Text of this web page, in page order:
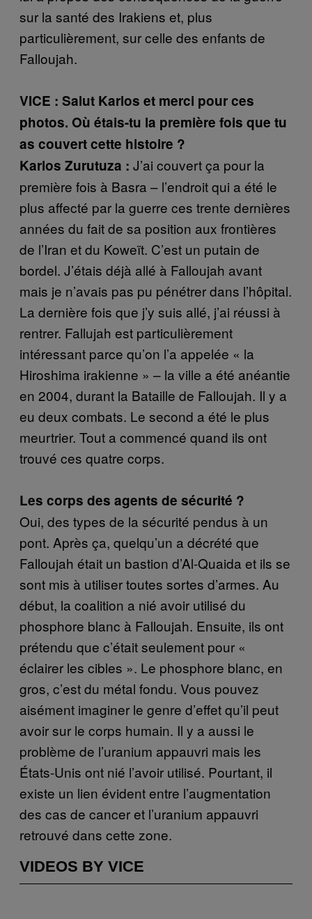
sur la santé des Irakiens et, plus
particulièrement, sur celle des enfants de
Falloujah.
VICE : Salut Karlos et merci pour ces
photos. Où étais-tu la première fois que tu
as couvert cette histoire ?
Karlos Zurutuza : J’ai couvert ça pour la
première fois à Basra – l’endroit qui a été le
plus affecté par la guerre ces trente dernières
années du fait de sa position aux frontières
de l’Iran et du Koweït. C’est un putain de
bordel. J’étais déjà allé à Falloujah avant
mais je n’avais pas pu pénétrer dans l’hôpital.
La dernière fois que j’y suis allé, j’ai réussi à
rentrer. Fallujah est particulièrement
intéressant parce qu’on l’a appelée « la
Hiroshima irakienne » – la ville a été anéantie
en 2004, durant la Bataille de Falloujah. Il y a
eu deux combats. Le second a été le plus
meurtrier. Tout a commencé quand ils ont
trouvé ces quatre corps.
Les corps des agents de sécurité ?
Oui, des types de la sécurité pendus à un
pont. Après ça, quelqu’un a décrété que
Falloujah était un bastion d’Al-Quaida et ils se
sont mis à utiliser toutes sortes d’armes. Au
début, la coalition a nié avoir utilisé du
phosphore blanc à Falloujah. Ensuite, ils ont
prétendu que c’était seulement pour «
éclairer les cibles ». Le phosphore blanc, en
gros, c’est du métal fondu. Vous pouvez
aisément imaginer le genre d’effet qu’il peut
avoir sur le corps humain. Il y a aussi le
problème de l’uranium appauvri mais les
États-Unis ont nié l’avoir utilisé. Pourtant, il
existe un lien évident entre l’augmentation
des cas de cancer et l’uranium appauvri
retrouvé dans cette zone.
VIDEOS BY VICE